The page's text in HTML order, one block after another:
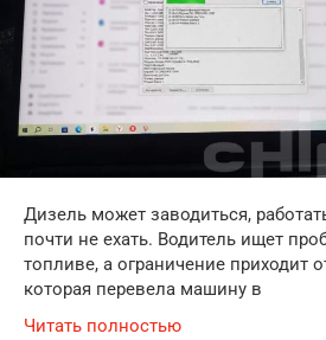
Дизель может заводиться,
почти не ехать. Водитель ищет
топливе, а ограничение приходит
которая перевела машину в
Читать полностью